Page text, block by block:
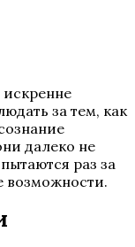
за тем, как
далеко не
раз за
возможности.